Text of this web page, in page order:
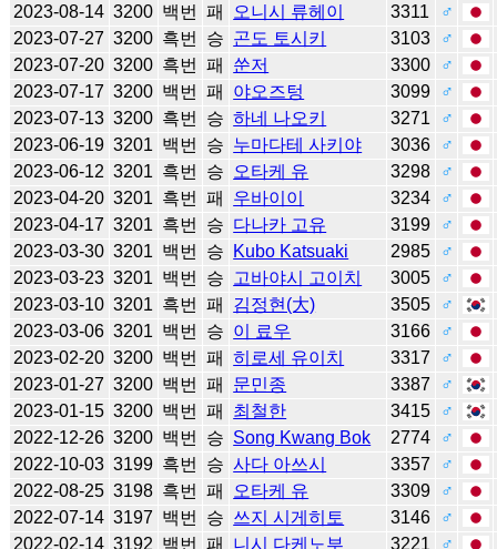
2023-08-14 3200 백번 패 오니시 류헤이 3311
♂
2023-07-27 3200 흑번 승 곤도 토시키 3103
♂
2023-07-20 3200 흑번 패 쑨저 3300
♂
2023-07-17 3200 백번 패 야오즈텅 3099
♂
2023-07-13 3200 흑번 승 하네 나오키 3271
♂
2023-06-19 3201 백번 승 누마다테 사키야 3036
♂
2023-06-12 3201 흑번 승 오타케 유 3298
♂
2023-04-20 3201 흑번 패 우바이이 3234
♂
2023-04-17 3201 흑번 승 다나카 고유 3199
♂
2023-03-30 3201 백번 승 Kubo Katsuaki 2985
♂
2023-03-23 3201 백번 승 고바야시 고이치 3005
♂
2023-03-10 3201 흑번 패 김정현(大) 3505
♂
2023-03-06 3201 백번 승 이 료우 3166
♂
2023-02-20 3200 백번 패 히로세 유이치 3317
♂
2023-01-27 3200 백번 패 문민종 3387
♂
2023-01-15 3200 백번 패 최철한 3415
♂
2022-12-26 3200 백번 승 Song Kwang Bok 2774
♂
2022-10-03 3199 흑번 승 사다 아쓰시 3357
♂
2022-08-25 3198 흑번 패 오타케 유 3309
♂
2022-07-14 3197 백번 승 쓰지 시게히토 3146
♂
2022-02-14 3192 백번 패 니시 다케노부 3221
♂